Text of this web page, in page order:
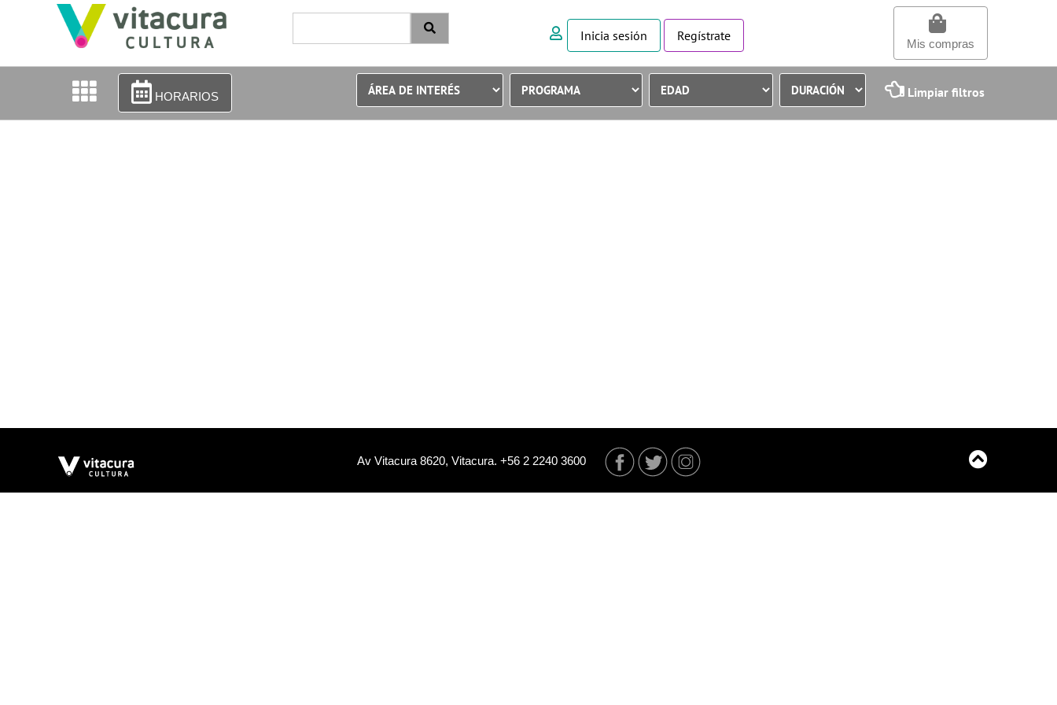
Inicia sesión Regístrate
Mis compras
HORARIOS Limpiar filtros
Av Vitacura 8620, Vitacura. +56 2 2240 3600